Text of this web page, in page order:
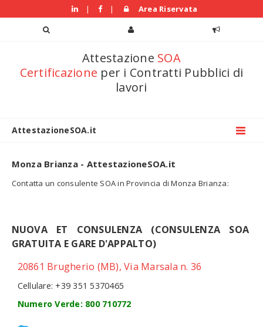
| | Area Riservata
Attestazione SOA
Certificazione per i Contratti Pubblici di
lavori
AttestazioneSOA.it
Monza Brianza - AttestazioneSOA.it
Contatta un consulente SOA in Provincia di Monza Brianza:
NUOVA ET CONSULENZA (CONSULENZA SOA
GRATUITA E GARE D'APPALTO)
20861 Brugherio (MB), Via Marsala n. 36
Cellulare: +39 351 5370465
Numero Verde: 800 710772